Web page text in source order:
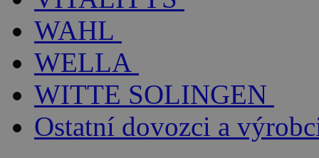
WAHL
WELLA
WITTE SOLINGEN
Ostatní dovozci a